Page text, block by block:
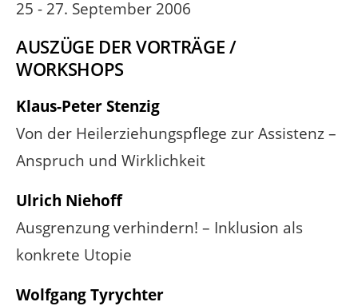
25 - 27. September 2006
AUSZÜGE DER VORTRÄGE /
WORKSHOPS
Klaus-Peter Stenzig
Von der Heilerziehungspflege zur Assistenz –
Anspruch und Wirklichkeit
Ulrich Niehoff
Ausgrenzung verhindern! – Inklusion als
konkrete Utopie
Wolfgang Tyrychter